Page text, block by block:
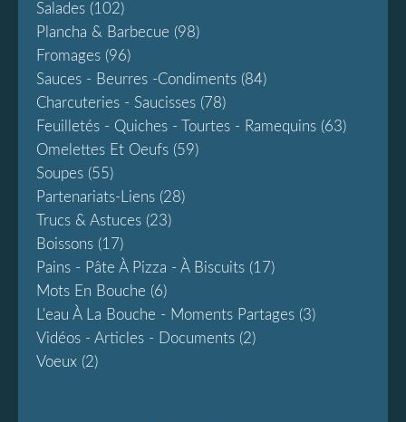
Salades (102)
Plancha & Barbecue (98)
Fromages (96)
Sauces - Beurres -condiments (84)
Charcuteries - Saucisses (78)
Feuilletés - Quiches - Tourtes - Ramequins (63)
Omelettes Et Oeufs (59)
Soupes (55)
Partenariats-Liens (28)
Trucs & Astuces (23)
Boissons (17)
Pains - Pâte À Pizza - À Biscuits (17)
Mots En Bouche (6)
L'eau À La Bouche - Moments Partages (3)
Vidéos - Articles - Documents (2)
Voeux (2)